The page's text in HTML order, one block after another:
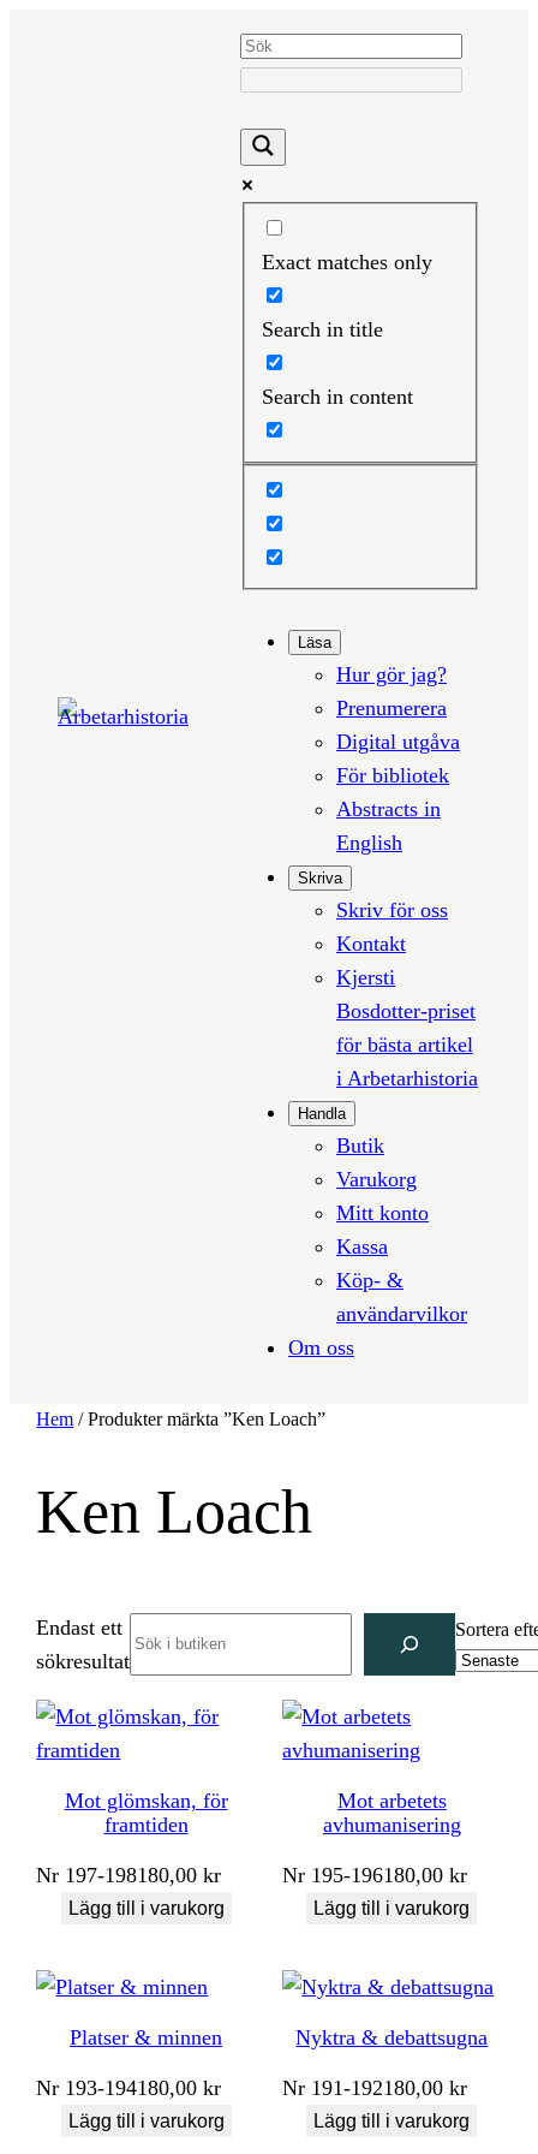
Exact matches only
Search in title
Search in content
Läsa
Hur gör jag?
Prenumerera
Digital utgåva
För bibliotek
Abstracts in
English
Skriva
Skriv för oss
Kontakt
Kjersti
Bosdotter-priset
för bästa artikel
i Arbetarhistoria
Handla
Butik
Varukorg
Mitt konto
Kassa
Köp- &
användarvilkor
Om oss
Hem / Produkter märkta ”Ken Loach”
Ken Loach
Endast ett
sökresultat
Sortera
Mot glömskan, för
framtiden
Nr 197-198180,00kr
Lägg till i varukorg
Mot arbetets
avhumanisering
Nr 195-196180,00kr
Lägg till i varukorg
Platser & minnen
Nr 193-194180,00kr
Lägg till i varukorg
Nyktra & debattsugna
Nr 191-192180,00kr
Lägg till i varukorg